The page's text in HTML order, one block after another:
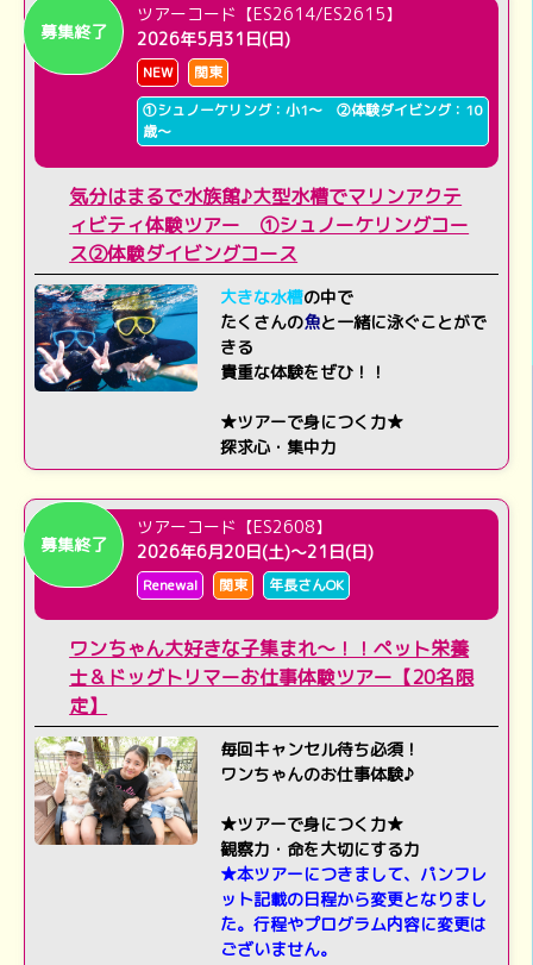
募集終了
ツアーコード【ES2614/ES2615】
2026年5月31日(日)
NEW
関東
①シュノーケリング：小1～ ②体験ダイビング：10
歳～
気分はまるで水族館♪大型水槽でマリンアクテ
ィビティ体験ツアー ①シュノーケリングコー
ス②体験ダイビングコース
大きな水槽の中で
たくさんの魚と一緒に泳ぐことがで
きる
貴重な体験をぜひ！！
★ツアーで身につく力★
探求心・集中力
募集終了
ツアーコード【ES2608】
2026年6月20日(土)～21日(日)
Renewal 関東 年長さんOK
ワンちゃん大好きな子集まれ～！！ペット栄養
士＆ドッグトリマーお仕事体験ツアー【20名限
定】
毎回キャンセル待ち必須！
ワンちゃんのお仕事体験♪
★ツアーで身につく力★
観察力・命を大切にする力
★本ツアーにつきまして、パンフレ
ット記載の日程から変更となりまし
た。行程やプログラム内容に変更は
ございません。